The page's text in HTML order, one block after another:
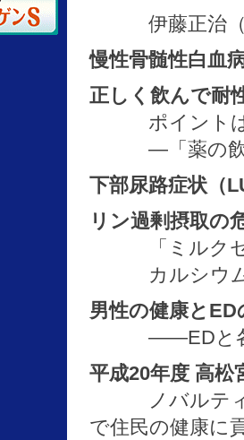
伊藤正治（
慢性骨髄性白血
正しく飲んで耐
ポイントは
―「薬の飲
下部尿路症状（
リン過剰摂取の
「ミルクセ
カルシウム
男性の健康と
――EDと各種
平成20年度 高松
ノバルティス
で住民の健康に